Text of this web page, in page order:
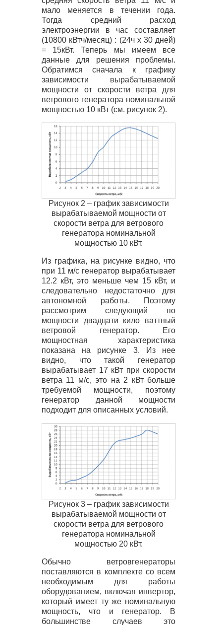
мало меняется в течении года.
Тогда средний расход
электроэнергии в час составляет
(10800 кВтч/месяц) : (24ч х 30 дней)
= 15кВт. Теперь мы имеем все
данные для решения проблемы.
Обратимся сначала к графику
зависимости вырабатываемой
мощности от скорости ветра для
ветрового генератора номинальной
мощностью 10 кВт (см. рисунок 2).
Рисунок 2 – график зависимости
вырабатываемой мощности от
скорости ветра для ветрового
генератора номинальной
мощностью 10 кВт.
Из графика, на рисунке видно, что
при 11 м/с генератор вырабатывает
12.2 кВт, это меньше чем 15 кВт, и
следовательно недостаточно для
автономной работы. Поэтому
рассмотрим следующий по
мощности двадцати кило ваттный
ветровой генератор. Его
мощностная характеристика
показана на рисунке 3. Из нее
видно, что такой генератор
вырабатывает 17 кВт при скорости
ветра 11 м/с, это на 2 кВт больше
требуемой мощности, поэтому
генератор данной мощности
подходит для описанных условий.
Рисунок 3 – график зависимости
вырабатываемой мощности от
скорости ветра для ветрового
генератора номинальной
мощностью 20 кВт.
Обычно ветровгенераторы
поставляются в комплекте со всем
необходимым для работы
оборудованием, включая инвертор,
который имеет ту же номинальную
мощность, что и генератор. В
большинстве случаев это